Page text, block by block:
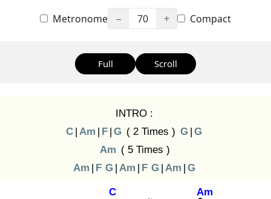
Metronome − 70 + Compact
Full Scroll
INTRO :
C | Am | F | G ( 2 Times ) G | G
Am ( 5 Times )
Am | F G | Am | F G | Am | G
C
Am